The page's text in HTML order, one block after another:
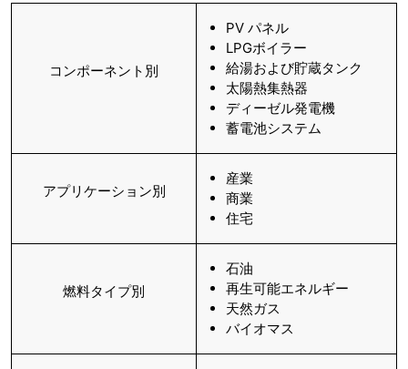
コンポーネント別
PV パネル
LPGボイラー
給湯および貯蔵タンク
太陽熱集熱器
ディーゼル発電機
蓄電池システム
アプリケーション別
産業
商業
住宅
燃料タイプ別
石油
再生可能エネルギー
天然ガス
バイオマス